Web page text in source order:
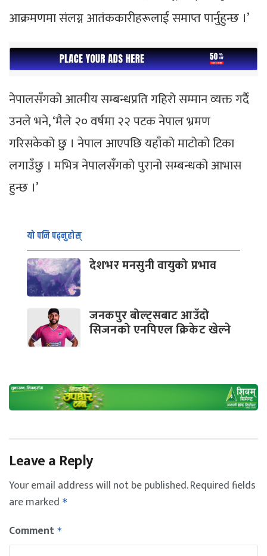
आक्रमणमा संलग्न आतंककारीहरूलाई समाप्त पार्नुहुन्छ ।’
नेपालसँगको आत्मीय सम्बन्धप्रति गहिरो सम्मान व्यक्त गर्दै
उनले भने, ‘मैले २० वर्षमा २२ पटक नेपाल भ्रमण
गरिसकेको छु । नेपाल आएपछि यहाँको माटोको टिका
लगाउँछु । मभित्र नेपालसँगको पुरानो सम्बन्धको आभास
हुन्छ ।’
यो पनि पढ्नुहोस्
देशभर मनसुनी वायुको प्रभाव
जनकपुर बोल्ट्सबाट आउँदो
सिजनको एनपिएल क्रिकेट खेल्ने
Leave a Reply
Your email address will not be published.Required fields
are marked *
Comment *